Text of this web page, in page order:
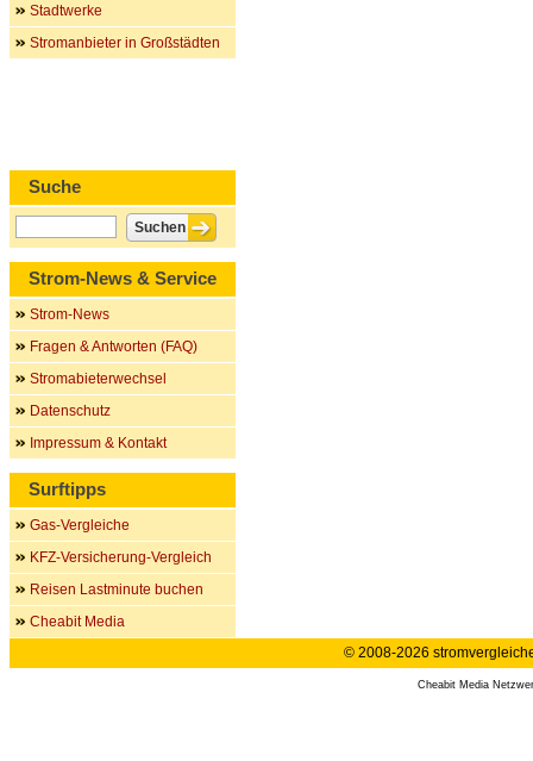
Stadtwerke
Stromanbieter in Großstädten
Suche
Strom-News & Service
Strom-News
Fragen & Antworten (FAQ)
Stromabieterwechsel
Datenschutz
Impressum & Kontakt
Surftipps
Gas-Vergleiche
KFZ-Versicherung-Vergleich
Reisen Lastminute buchen
Cheabit Media
© 2008-2026
Cheabit Media